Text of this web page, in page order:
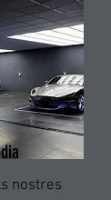
nostres